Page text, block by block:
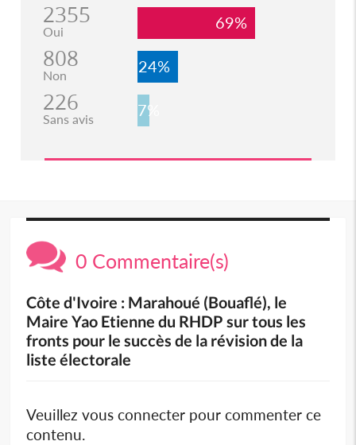
2355
Oui 69%
808
Non 24%
226
Sans avis 7%
0 Commentaire(s)
Côte d'Ivoire : Marahoué (Bouaflé), le
Maire Yao Etienne du RHDP sur tous les
fronts pour le succès de la révision de la
liste électorale
Veuillez vous connecter pour commenter ce
contenu.